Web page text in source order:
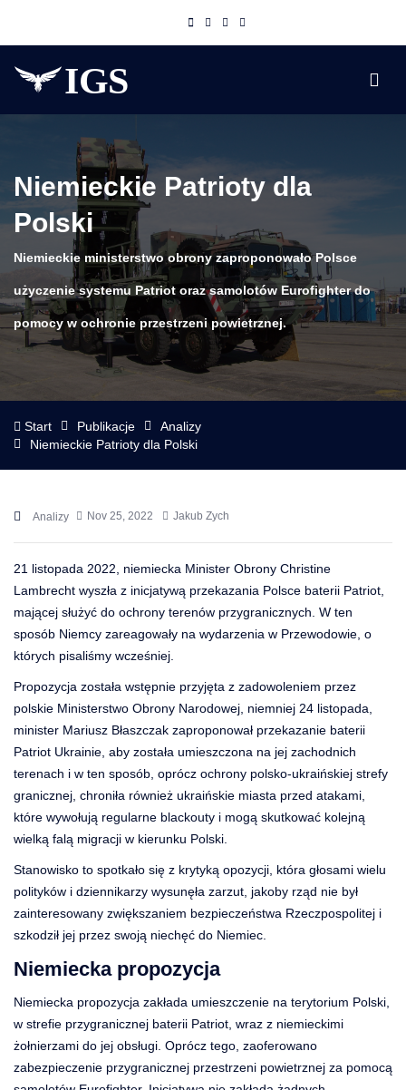
Niemieckie Patrioty dla
Polski
Niemieckie ministerstwo obrony zaproponowało Polsce
użyczenie systemu Patriot oraz samolotów Eurofighter do
pomocy w ochronie przestrzeni powietrznej.
Start Publikacje
Analizy
Niemieckie Patrioty dla Polski
Analizy Nov 25, 2022 Jakub Zych
21 listopada 2022, niemiecka Minister Obrony Christine
Lambrecht wyszła z inicjatywą przekazania Polsce baterii Patriot,
mającej służyć do ochrony terenów przygranicznych. W ten
sposób Niemcy zareagowały na wydarzenia w Przewodowie, o
których pisaliśmy wcześniej
Propozycja została wstępnie przyjęta z zadowoleniem przez
polskie Ministerstwo Obrony Narodowej, niemniej 24 listopada,
minister Mariusz Błaszczak zaproponował przekazanie baterii
Patriot Ukrainie, aby została umieszczona na jej zachodnich
terenach i w ten sposób, oprócz ochrony polsko-ukraińskiej strefy
granicznej, chroniła również ukraińskie miasta przed atakami,
które wywołują regularne blackouty i mogą skutkować kolejną
wielką falą migracji w kierunku Polski.
Stanowisko to spotkało się z krytyką opozycji, która głosami wielu
polityków i dziennikarzy wysunęła zarzut, jakoby rząd nie był
zainteresowany zwiększaniem bezpieczeństwa Rzeczpospolitej i
szkodził jej przez swoją niechęć do Niemiec.
Niemiecka propozycja
Niemiecka propozycja zakłada umieszczenie na terytorium Polski,
w strefie przygranicznej baterii Patriot, wraz z niemieckimi
żołnierzami do jej obsługi. Oprócz tego, zaoferowano
zabezpieczenie przygranicznej przestrzeni powietrznej za pomocą